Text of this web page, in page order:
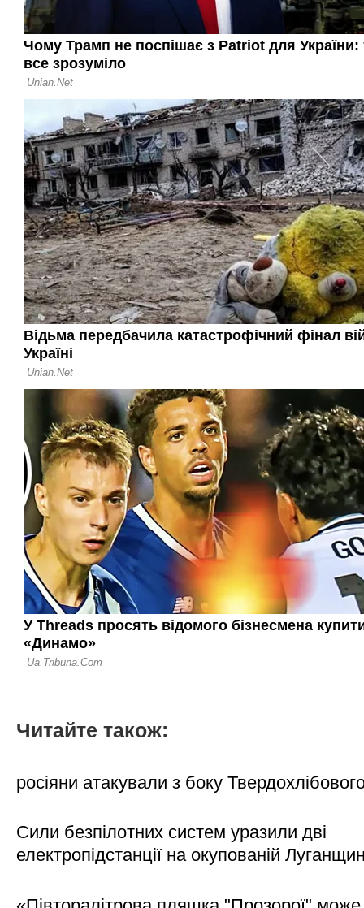
Читайте також:
росіяни атакували з боку
Сили безпілотних систем уразили дві
електропідстанції на окупованій